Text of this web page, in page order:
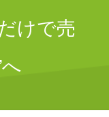
けで売